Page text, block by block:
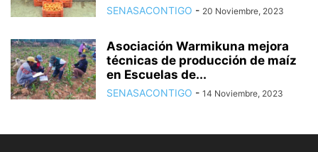
SENASACONTIGO - 20 Noviembre, 2023
Asociación Warmikuna mejora
técnicas de producción de maíz
en Escuelas de...
SENASACONTIGO - 14 Noviembre, 2023